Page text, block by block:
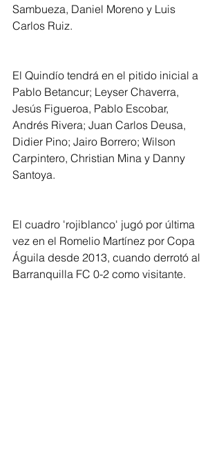
Sambueza, Daniel Moreno y Luis
Carlos Ruiz.
El Quindío tendrá en el pitido inicial a
Pablo Betancur; Leyser Chaverra,
Jesús Figueroa, Pablo Escobar,
Andrés Rivera; Juan Carlos Deusa,
Didier Pino; Jairo Borrero; Wilson
Carpintero, Christian Mina y Danny
Santoya.
El cuadro 'rojiblanco' jugó por última
vez en el Romelio Martínez por Copa
Águila desde 2013, cuando derrotó al
Barranquilla FC 0-2 como visitante.